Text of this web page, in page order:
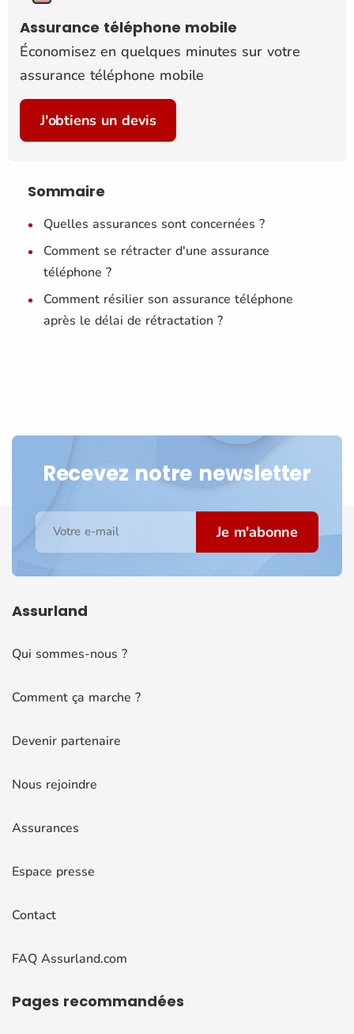
Assurance téléphone mobile
Économisez en quelques minutes sur votre
assurance téléphone mobile
J'obtiens un devis
Sommaire
Quelles assurances sont concernées ?
Comment se rétracter d'une assurance
téléphone ?
Comment résilier son assurance téléphone
après le délai de rétractation ?
Recevez notre newsletter
Votre e-mail Je m'abonne
Assurland
Qui sommes-nous ?
Comment ça marche ?
Devenir partenaire
Nous rejoindre
Assurances
Espace presse
Contact
FAQ Assurland.com
Pages recommandées